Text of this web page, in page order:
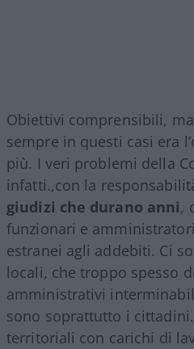
Obiettivi comprensibili,
sempre in questi casi era
più. I veri problemi della
infatti.,con la
giudizi che durano anni,
funzionari e
estranei agli addebiti. Ci
locali, che troppo spesso
amministrativi
sono soprattutto i
territoriali con carichi di